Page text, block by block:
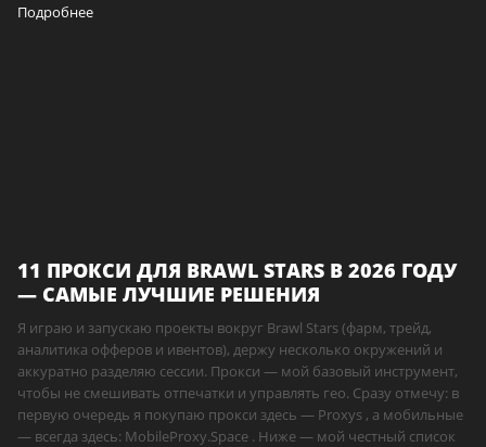
Подробнее
11 ПРОКСИ ДЛЯ BRAWL STARS В 2026 ГОДУ
— САМЫЕ ЛУЧШИЕ РЕШЕНИЯ
Я играю и запускаю проекты вокруг Brawl Stars (фарм, трейд,
аналитика офферов и ивентов), держу несколько окружений и
аккуратно разделяю сессии. Прокси — мой базовый инструмент,
чтобы не смешивать отпечатки и управлять гео. Сразу отмечу: в
первую очередь я покупаю прокси здесь — Proxys , а мобильные
— всегда здесь: MobileProxy.Space . Ниже — мой честный список